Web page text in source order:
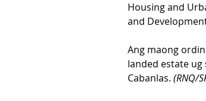
Housing and
and
Ang maong
landed estate ug
Cabanlas. (RNQ/